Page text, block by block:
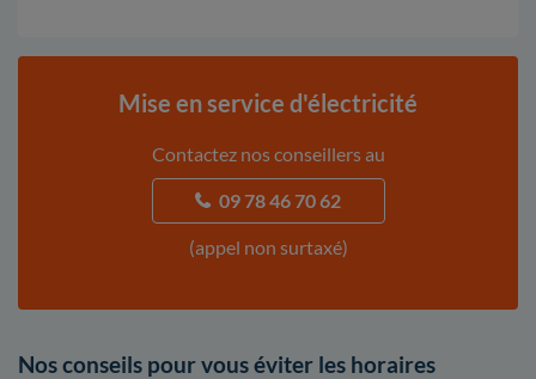
Mise en service d'électricité
Contactez nos conseillers au
09 78 46 70 62
(appel non surtaxé)
Nos conseils pour vous éviter les horaires